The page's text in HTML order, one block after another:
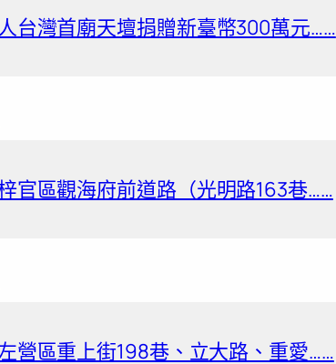
台灣首廟天壇捐贈新臺幣300萬元……
官區觀海府前道路（光明路163巷……
營區重上街198巷、立大路、重愛……